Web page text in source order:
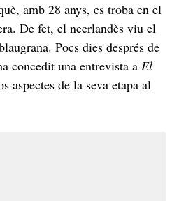
amb 28 anys, es troba en el
De fet, el neerlandès viu el
Pocs dies després de
concedit una entrevista a El
aspectes de la seva etapa al